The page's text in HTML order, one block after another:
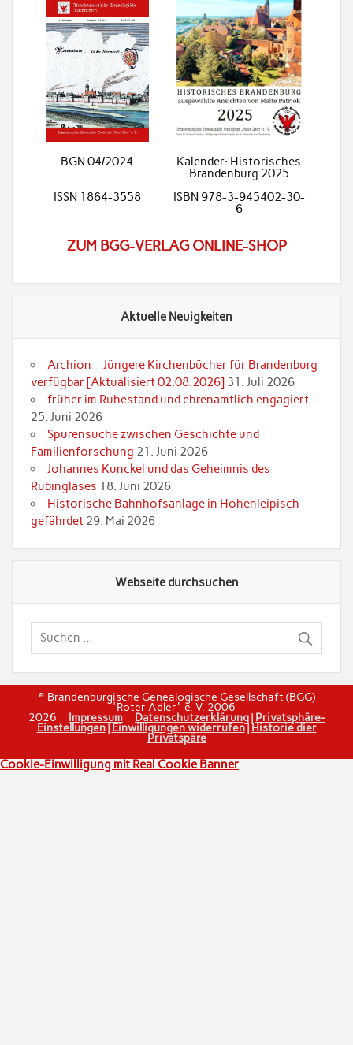
BGN 04/2024
Kalender: Historisches
Brandenburg 2025
ISSN 1864-3558
ISBN 978-3-945402-30-
6
ZUM BGG-VERLAG ONLINE-SHOP
Aktuelle Neuigkeiten
Archion – Jüngere Kirchenbücher für Brandenburg
verfügbar [Aktualisiert 02.08.2026] 31. Juli 2026
früher im Ruhestand und ehrenamtlich engagiert
25. Juni 2026
Spurensuche zwischen Geschichte und
Familienforschung 21. Juni 2026
Johannes Kunckel und das Geheimnis des
Rubinglases 18. Juni 2026
Historische Bahnhofsanlage in Hohenleipisch
gefährdet 29. Mai 2026
Webseite durchsuchen
© Brandenburgische Genealogische Gesellschaft (BGG)
"Roter Adler" e. V. 2006 -
2026 Impressum Datenschutzerklärung| Privatsphäre-
Einstellungen| Einwilligungen widerrufen|Historie dier
Privatspäre
Cookie-Einwilligung mit Real Cookie Banner